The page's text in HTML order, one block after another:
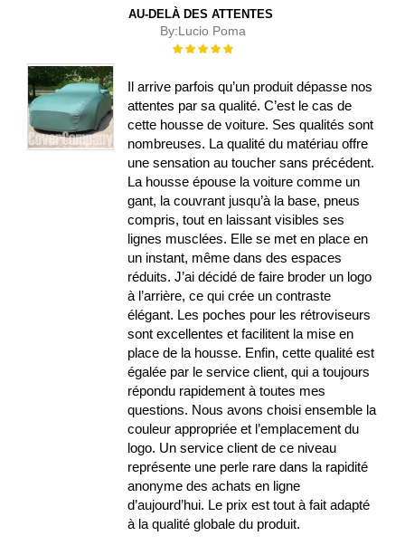
AU-DELÀ DES ATTENTES
By:Lucio Poma
Évaluation :
Il arrive parfois qu’un produit dépasse nos
attentes par sa qualité. C’est le cas de
cette housse de voiture. Ses qualités sont
nombreuses. La qualité du matériau offre
une sensation au toucher sans précédent.
La housse épouse la voiture comme un
gant, la couvrant jusqu’à la base, pneus
compris, tout en laissant visibles ses
lignes musclées. Elle se met en place en
un instant, même dans des espaces
réduits. J’ai décidé de faire broder un logo
à l’arrière, ce qui crée un contraste
élégant. Les poches pour les rétroviseurs
sont excellentes et facilitent la mise en
place de la housse. Enfin, cette qualité est
égalée par le service client, qui a toujours
répondu rapidement à toutes mes
questions. Nous avons choisi ensemble la
couleur appropriée et l’emplacement du
logo. Un service client de ce niveau
représente une perle rare dans la rapidité
anonyme des achats en ligne
d’aujourd’hui. Le prix est tout à fait adapté
à la qualité globale du produit.